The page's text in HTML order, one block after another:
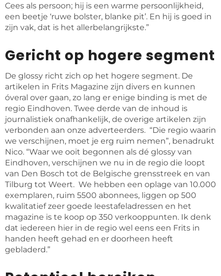
Cees als persoon; hij is een warme persoonlijkheid,
een beetje ‘ruwe bolster, blanke pit’. En hij is goed in
zijn vak, dat is het allerbelangrijkste.”
Gericht op hogere segment
De glossy richt zich op het hogere segment. De
artikelen in Frits Magazine zijn divers en kunnen
óveral over gaan, zo lang er enige binding is met de
regio Eindhoven. Twee derde van de inhoud is
journalistiek onafhankelijk, de overige artikelen zijn
verbonden aan onze adverteerders. “Die regio waarin
we verschijnen, moet je erg ruim nemen”, benadrukt
Nico. “Waar we ooit begonnen als dé glossy van
Eindhoven, verschijnen we nu in de regio die loopt
van Den Bosch tot de Belgische grensstreek en van
Tilburg tot Weert. We hebben een oplage van 10.000
exemplaren, ruim 5500 abonnees, liggen op 500
kwalitatief zeer goede leestafeladressen en het
magazine is te koop op 350 verkooppunten. Ik denk
dat iedereen hier in de regio wel eens een Frits in
handen heeft gehad en er doorheen heeft
gebladerd.”